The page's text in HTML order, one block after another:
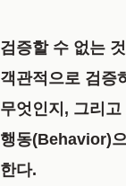
검증할 수 없는
객관적으로 검증
무엇인지, 그리
행동(Behavior)
한다.